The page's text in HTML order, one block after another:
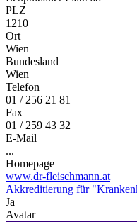
PLZ
1210
Ort
Wien
Bundesland
Wien
Telefon
01 / 256 21 81
Fax
01 / 259 43 32
E-Mail
...
Homepage
www.dr-fleischmann.at
Akkreditierung für
Ja
Avatar